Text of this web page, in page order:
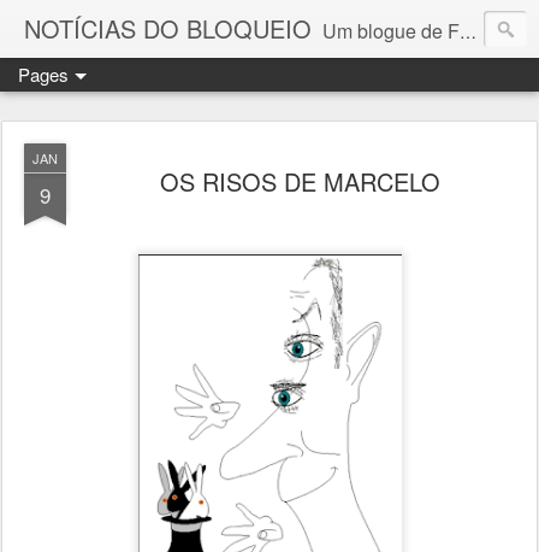
NOTÍCIAS DO BLOQUEIO Um blogue de Fernando Paulouro Neves
Pages
JAN
9 OS RISOS DE MARCELO